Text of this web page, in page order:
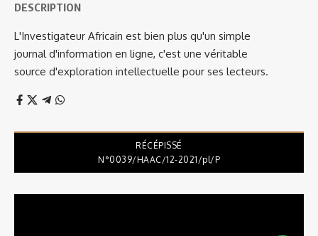
DESCRIPTION
L'Investigateur Africain est bien plus qu'un simple
journal d'information en ligne, c'est une véritable
source d'exploration intellectuelle pour ses lecteurs.
RÉCÉPISSÉ
N°0039/HAAC/12-2021/pl/P